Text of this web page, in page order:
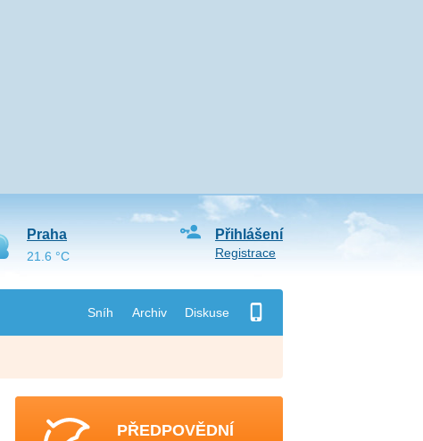
Sníh Archiv Diskuse
Přihlášení
Registrace
Praha
21.6 °C
PŘEDPOVĚDNÍ